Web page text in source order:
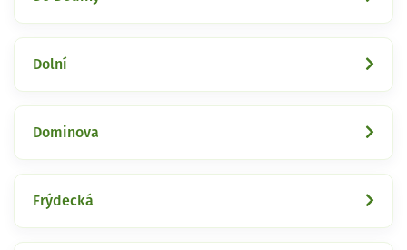
Dolní
Dominova
Frýdecká